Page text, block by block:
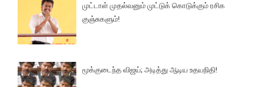
முட்டாள் முதல்வனும் முட்டுக் கொடுக்கும் ரசிக
குஞ்சுகளும்!
மூக்குடைந்த விஜய்; அடித்து ஆடிய உதயநிதி!